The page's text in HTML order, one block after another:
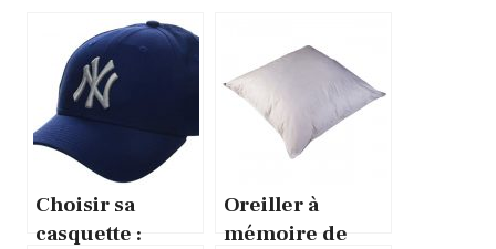
Choisir sa
casquette :
Oreiller à
mémoire de